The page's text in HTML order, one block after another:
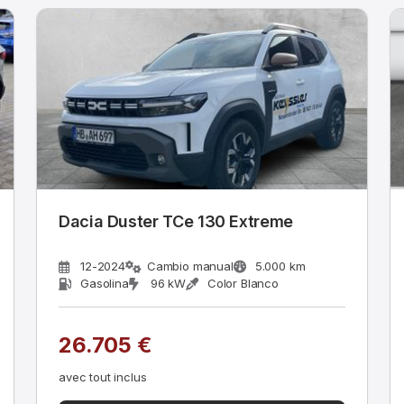
Dacia Duster TCe 130 Extreme
12-2024 Cambio manual
5.000 km
Gasolina
96 kW Color Blanco
26.705 €
avec tout inclus